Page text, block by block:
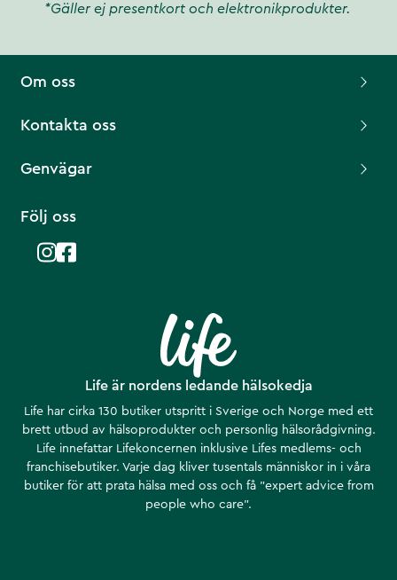
*Gäller ej presentkort och elektronikprodukter.
Life är nordens ledande hälsokedja
Life har cirka 130 butiker utspritt i Sverige och Norge med ett
brett utbud av hälsoprodukter och personlig hälsorådgivning.
Life innefattar Lifekoncernen inklusive Lifes medlems- och
franchisebutiker. Varje dag kliver tusentals människor in i våra
butiker för att prata hälsa med oss och få ”expert advice from
people who care”.
Om oss
Kontakta oss
Genvägar
Följ oss